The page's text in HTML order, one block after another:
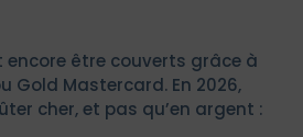
encore être couverts grâce à
Gold Mastercard. En 2026,
cher, et pas qu’en argent :